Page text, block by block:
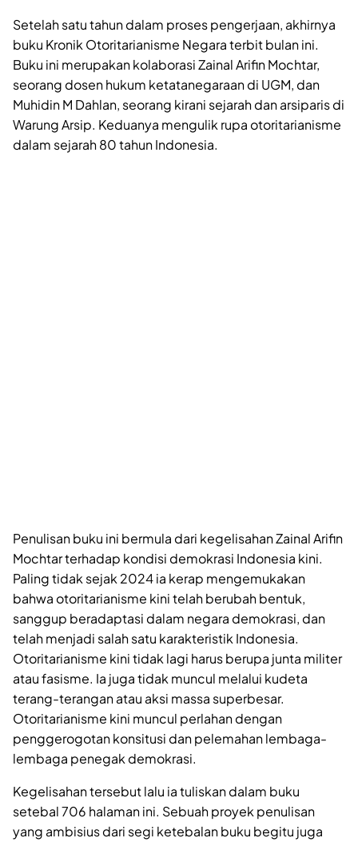
Setelah satu tahun dalam proses pengerjaan, akhirnya
buku Kronik Otoritarianisme Negara terbit bulan ini.
Buku ini merupakan kolaborasi Zainal Arifin Mochtar,
seorang dosen hukum ketatanegaraan di UGM, dan
Muhidin M Dahlan, seorang kirani sejarah dan arsiparis di
Warung Arsip. Keduanya mengulik rupa otoritarianisme
dalam sejarah 80 tahun Indonesia.
Penulisan buku ini bermula dari kegelisahan Zainal Arifin
Mochtar terhadap kondisi demokrasi Indonesia kini.
Paling tidak sejak 2024 ia kerap mengemukakan
bahwa otoritarianisme kini telah berubah bentuk,
sanggup beradaptasi dalam negara demokrasi, dan
telah menjadi salah satu karakteristik Indonesia.
Otoritarianisme kini tidak lagi harus berupa junta militer
atau fasisme. Ia juga tidak muncul melalui kudeta
terang-terangan atau aksi massa superbesar.
Otoritarianisme kini muncul perlahan dengan
penggerogotan konsitusi dan pelemahan lembaga-
lembaga penegak demokrasi.
Kegelisahan tersebut lalu ia tuliskan dalam buku
setebal 706 halaman ini. Sebuah proyek penulisan
yang ambisius dari segi ketebalan buku begitu juga